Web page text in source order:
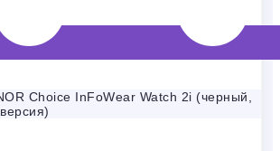
Choice InFoWear Watch 2i (черный,